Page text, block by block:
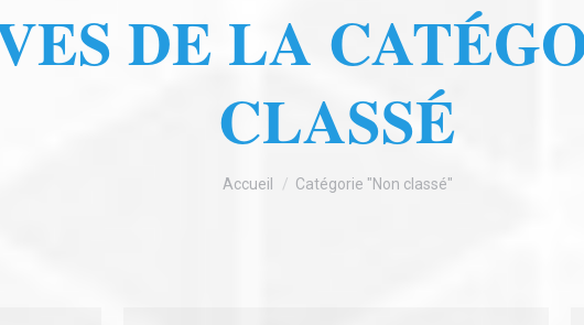
DE LA
CLASSÉ
Vous êtes ici :
Accueil Catégorie "Non classé"